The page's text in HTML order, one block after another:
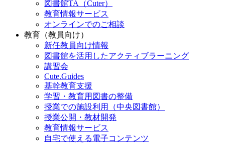
図書館TA（Cuter）
教育情報サービス
オンラインでのご相談
教育（教員向け）
新任教員向け情報
図書館を活用したアクティブラーニング
講習会
Cute.Guides
基幹教育支援
学習・教育用図書の整備
授業での施設利用（中央図書館）
授業公開・教材開発
教育情報サービス
自宅で使える電子コンテンツ